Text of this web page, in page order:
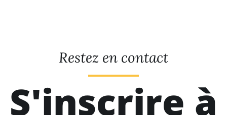
Restez en contact
S'inscrire à